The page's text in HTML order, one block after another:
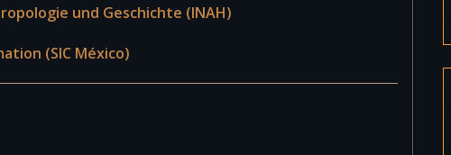
und Geschichte (INAH)
(SIC México)